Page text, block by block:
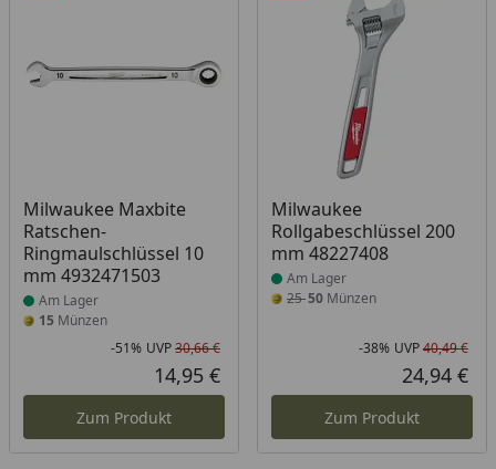
Milwaukee Maxbite
Ratschen-
Ringmaulschlüssel 10
mm 4932471503
Produkt am Lager
Am Lager
15 Münzen
Rabatt in Prozent
-51%
Ursprünglicher Preis
UVP30,66 €
Aktueller Preis
14,95 €
Zum Produkt
Milwaukee
Rollgabeschlüssel 200
mm 48227408
Produkt am Lager
Am Lager
2550Münzen
-38% UVP40,49 €
24,94 €
Zum Produkt